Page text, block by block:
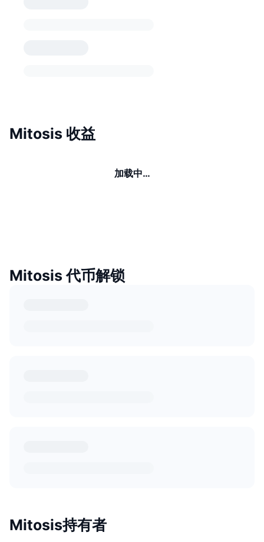
Mitosis 收益
加载中…
Mitosis 代币解锁
Mitosis持有者